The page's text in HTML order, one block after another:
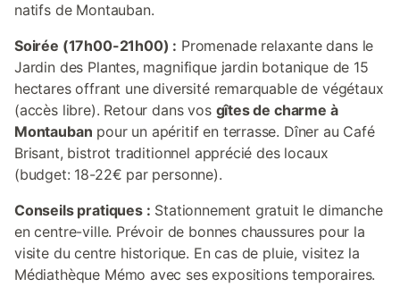
natifs de Montauban.
Soirée (17h00-21h00) : Promenade relaxante dans le
Jardin des Plantes, magnifique jardin botanique de 15
hectares offrant une diversité remarquable de végétaux
(accès libre). Retour dans vos gîtes de charme à
Montauban pour un apéritif en terrasse. Dîner au Café
Brisant, bistrot traditionnel apprécié des locaux
(budget: 18-22€ par personne).
Conseils pratiques : Stationnement gratuit le dimanche
en centre-ville. Prévoir de bonnes chaussures pour la
visite du centre historique. En cas de pluie, visitez la
Médiathèque Mémo avec ses expositions temporaires.